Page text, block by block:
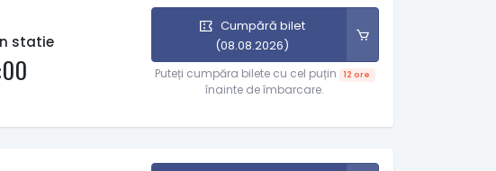
statie
Cumpără bilet
(08.08.2026)
Puteți cumpăra bilete cu cel puțin 12 ore
înainte de îmbarcare.